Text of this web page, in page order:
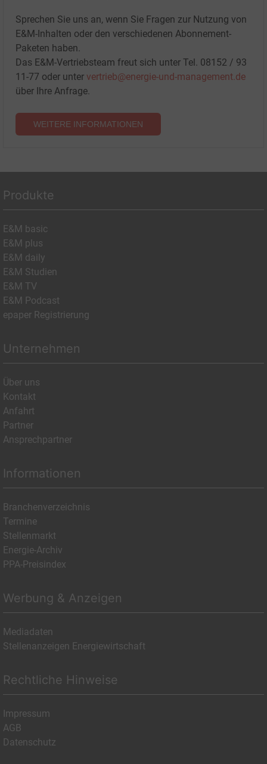
Sprechen Sie uns an, wenn Sie Fragen zur Nutzung von
E&M-Inhalten oder den verschiedenen Abonnement-
Paketen haben.
Das E&M-Vertriebsteam freut sich unter Tel. 08152 / 93
11-77 oder unter vertrieb@energie-und-management.de
über Ihre Anfrage.
WEITERE INFORMATIONEN
Produkte
E&M basic
E&M plus
E&M daily
E&M Studien
E&M TV
E&M Podcast
epaper Registrierung
Unternehmen
Über uns
Kontakt
Anfahrt
Partner
Ansprechpartner
Informationen
Branchenverzeichnis
Termine
Stellenmarkt
Energie-Archiv
PPA-Preisindex
Werbung & Anzeigen
Mediadaten
Stellenanzeigen Energiewirtschaft
Rechtliche Hinweise
Impressum
AGB
Datenschutz